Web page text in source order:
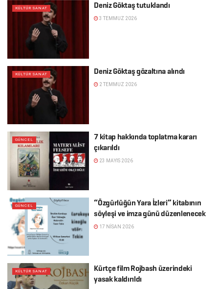
KÜLTÜR SANAT Deniz Göktaş tutuklandı
3 TEMMUZ 2026
KÜLTÜR SANAT Deniz Göktaş gözaltına alındı
2 TEMMUZ 2026
GÜNCEL
7 kitap hakkında toplatma kararı
çıkarıldı
23 MAYIS 2026
GÜNCEL
“Özgürlüğün Yara İzleri” kitabının
söyleşi ve imza günü düzenlenecek
17 NISAN 2026
KÜLTÜR SANAT
Kürtçe film Rojbash üzerindeki
yasak kaldırıldı